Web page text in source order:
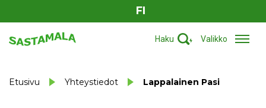
FI
Haku Valikko
Etusivu Yhteystiedot Lappalainen Pasi